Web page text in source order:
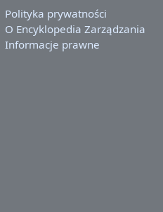
Polityka prywatności
O Encyklopedia Zarządzania
Informacje prawne